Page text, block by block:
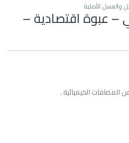
والعسل الأصلية
– عبوة اقتصادية –
المضافات الكيميائية .